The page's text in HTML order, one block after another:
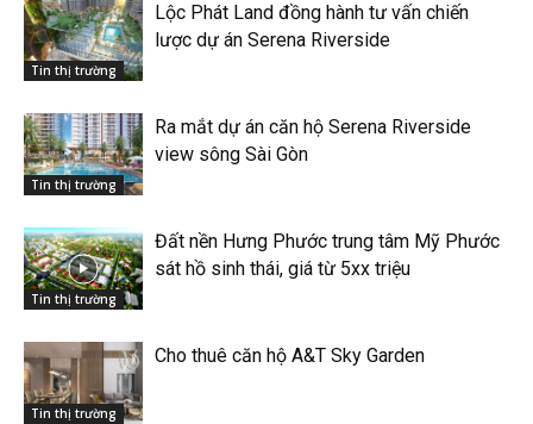
Tin thị trường
Lộc Phát Land đồng hành tư vấn chiến
lược dự án Serena Riverside
Tin thị trường
Ra mắt dự án căn hộ Serena Riverside
view sông Sài Gòn
Tin thị trường
Đất nền Hưng Phước trung tâm Mỹ Phước
sát hồ sinh thái, giá từ 5xx triệu
Tin thị trường
Cho thuê căn hộ A&T Sky Garden